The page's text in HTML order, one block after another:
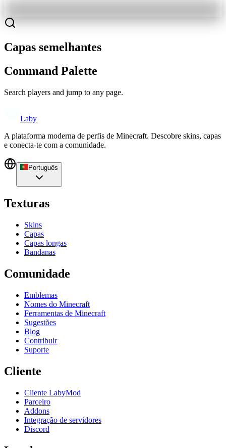
Capas semelhantes
Command Palette
Search players and jump to any page.
Laby
A plataforma moderna de perfis de Minecraft. Descobre skins, capas
e conecta-te com a comunidade.
Português
Texturas
Skins
Capas
Capas longas
Bandanas
Comunidade
Emblemas
Nomes do Minecraft
Ferramentas de Minecraft
Sugestões
Blog
Contribuir
Suporte
Cliente
Cliente LabyMod
Parceiro
Addons
Integração de servidores
Discord